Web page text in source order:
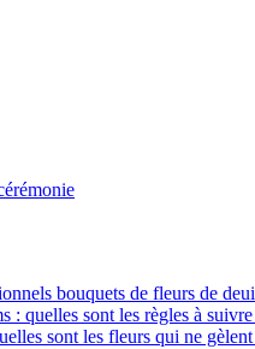
bouquets de fleurs de
: quelles sont les règles à
sont les fleurs qui ne gèlent